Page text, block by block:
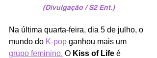
(Divulgação / S2 Ent.)
Na última quarta-feira, dia 5 de julho, o
mundo do K-pop ganhou mais um
grupo feminino. O Kiss of Life é